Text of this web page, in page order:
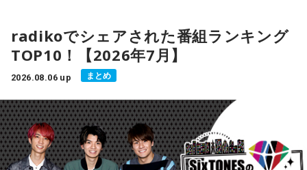
アーティスト：Tulus（トゥルス）
インドネシアを代表するシンガーソングライターのひとりで
す。温かみのある歌声、ソウルフルなメロディ、そして心に
響く歌詞によって、インドネシア語がわからなくても心地よ
く聴くことができます。
Spotifyの月間リスナー数は1,700万人を超えており、トゥル
てみましょう。
- * - * - * - * - * - * - * - * - * - * - * - * - * - * - * - * - * - * - *
おうし座のアナタ：財布周りを軽くするとスッキリしそう。
かに座のアナタ：冷蔵庫の中や食材を見直してみるといいか
も。
radikoでシェアされた番組ランキング
TOP10！【2026年7月】
2026.08.06 up まとめ